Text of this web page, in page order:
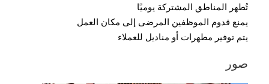
تُطهر المناطق المشتركة يوميًا
يمنع قدوم الموظفين المرضى إلى مكان العمل
يتم توفير مطهرات أو مناديل للعملاء
صور